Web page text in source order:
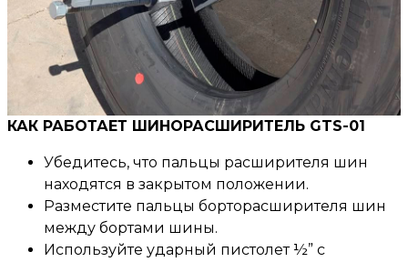
КАК РАБОТАЕТ ШИНОРАСШИРИТЕЛЬ GTS-01
Убедитесь, что пальцы расширителя шин
находятся в закрытом положении.
Разместите пальцы борторасширителя шин
между бортами шины.
Используйте ударный пистолет ½” с